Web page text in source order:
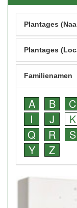
Plantages
Plantages
Familienamen
A B C
I
J K
Q
R S
Y
Z